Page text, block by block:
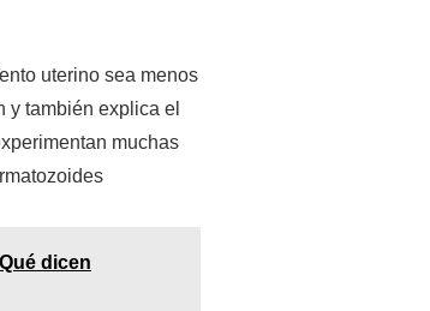
uterino sea menos
y también explica el
muchas
dicen